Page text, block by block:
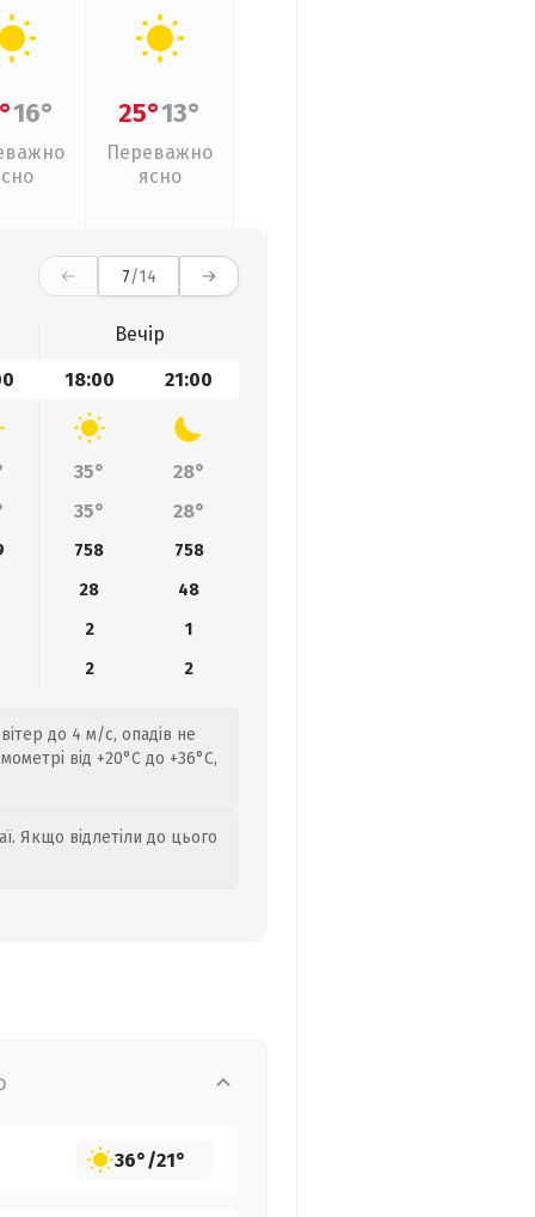
16° 25°13°
Переважно
ясно
7/14
Вечір
18:00 21:00
35°
28°
35° 28°
758
758
28
48
2
1
2
2
до 4 м/с, опадів не
від +20°C до +36°C,
Якщо відлетіли до цього
36°/21°